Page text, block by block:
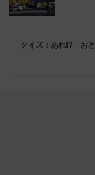
クイズ：あれ!? おと